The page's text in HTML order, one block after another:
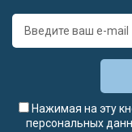
Нажимая на эту
персональных